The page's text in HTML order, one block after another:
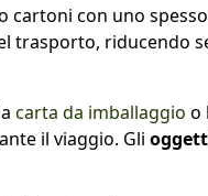
cartoni con uno
trasporto, riducendo
carta da imballaggio o
il viaggio. Gli